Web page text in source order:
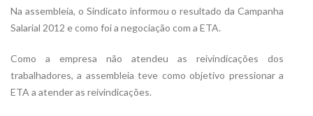
Na assembleia, o Sindicato informou o resultado da Campanha
Salarial 2012 e como foi a negociação com a ETA.
Como a empresa não atendeu as reivindicações dos
trabalhadores, a assembleia teve como objetivo pressionar a
ETA a atender as reivindicações.